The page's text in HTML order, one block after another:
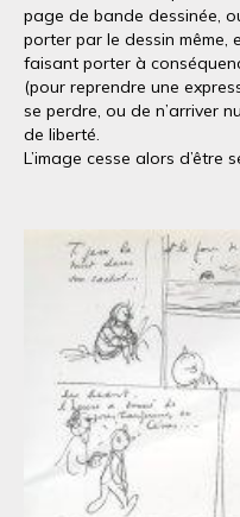
page de bande dessinée,
porter par le dessin même,
faisant porter à
(pour reprendre une
se perdre, ou de n’arriver
de liberté.
L’image cesse alors d’être